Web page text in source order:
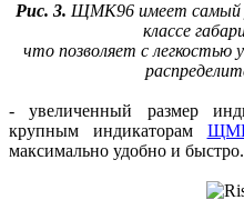
Рис. 3. ЩМК96 имеет самый
классе
что позволяет с легкостью
- увеличенный размер
крупным индикаторам
максимально удобно и быстро.